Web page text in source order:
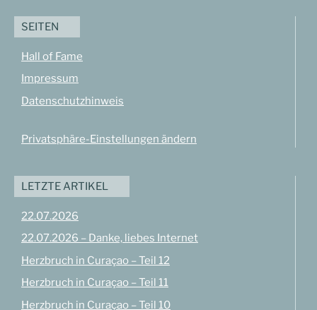
SEITEN
Hall of Fame
Impressum
Datenschutzhinweis
Privatsphäre-Einstellungen ändern
LETZTE ARTIKEL
22.07.2026
22.07.2026 – Danke, liebes Internet
Herzbruch in Curaçao – Teil 12
Herzbruch in Curaçao – Teil 11
Herzbruch in Curaçao – Teil 10